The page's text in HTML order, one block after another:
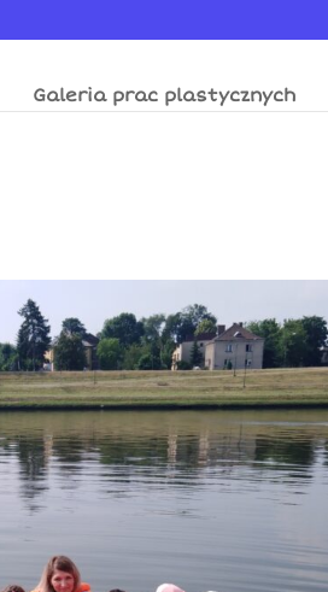
Galeria prac plastycznych